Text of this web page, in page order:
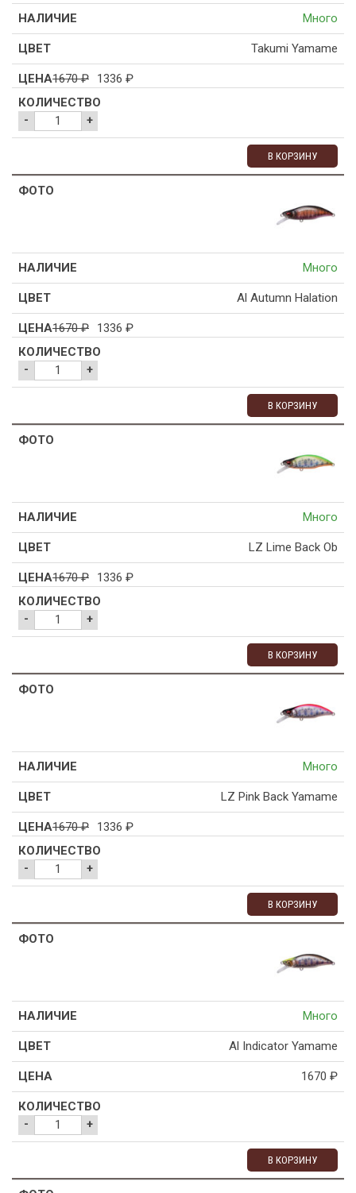
Много
Takumi Yamame
1670₽ 1336 ₽
- +
В КОРЗИНУ
Много
Al Autumn Halation
1670₽ 1336 ₽
- +
В КОРЗИНУ
Много
LZ Lime Back Ob
1670₽ 1336 ₽
- +
В КОРЗИНУ
Много
LZ Pink Back Yamame
1670₽ 1336 ₽
- +
В КОРЗИНУ
Много
Al Indicator Yamame
1670 ₽
- +
В КОРЗИНУ